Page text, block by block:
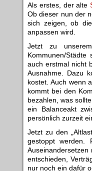
Als erstes, der alte
Ob dieser nun der
sich zeigen, ob
anpassen wird.
Jetzt zu
Kommunen/
auch erstmal nicht
Ausnahme. Dazu
kostet. Auch wenn
kommt bei den
bezahlen, was
ein Balanceakt
persönlich zurzeit
Jetzt zu den
gestoppt werden.
entschieden,
nur noch ein dafür